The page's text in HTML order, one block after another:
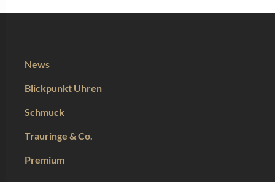
News
Blickpunkt Uhren
Schmuck
Trauringe & Co.
Premium